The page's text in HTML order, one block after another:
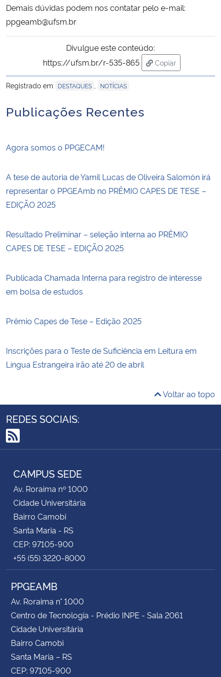
Demais dúvidas podem nos contatar pelo e-mail:
ppgeamb@ufsm.br
Divulgue este conteúdo:
https://ufsm.br/r-535-865
Copiar
para área de
Registrado em
DESTAQUES NOTÍCIAS
Publicações Recentes
Agora somos o PPGECAM!
A tese de autoria de Yamil Lucas de Oliveira Salomón irá
representar o PPGEAmb no PRÊMIO CAPES DE TESE –
EDIÇÃO 2025
Resultado Preliminar – seleção interna ao PRÊMIO
CAPES DE TESE – EDIÇÃO 2025
Publicada Chamada Interna para registro de interesse
em bolsa de estudos
Prêmio Capes de Tese – Edição 2025
Inscrições para o Teste de Suficiência em Leitura em
Língua Estrangeira irão até 20 de abril
Voltar ao topo
REDES SOCIAIS:
RSS
CAMPUS SEDE
Av. Roraima nº 1000
Cidade Universitária
Bairro Camobi
Santa Maria - RS
CEP: 97105-900
+55 (55) 3220-8000
PPGEAMB
Av. Roraima n° 1000
Centro de Tecnologia - Prédio INPE - Sala 2061
Cidade Universitária
Bairro Camobi
Santa Maria – RS
CEP: 97105-900